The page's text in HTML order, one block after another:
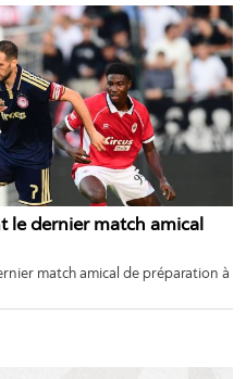
le dernier match amical
match amical de préparation à